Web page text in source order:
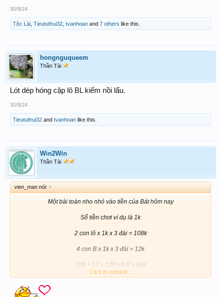
30/9/24
Tộc Lài Tieututhui32 tvanhoan and 7 others like this.
hongnguqueem
Thần Tài
Lót dép hóng cặp lô BL kiếm nồi lẩu.
30/9/24
Tieututhui32 and tvanhoan like this.
Win2Win
Thần Tài
vien_man nói: ↑
Một bài toán nho nhỏ vào tiền của Bát hôm nay
Số tiền chơi ví dụ là 1k
2 con lô x 1k x 3 đài = 108k
4 con B x 1k x 3 đài = 12k
108 + 12 = 120 x 0.8 = 96k
Click to expand...